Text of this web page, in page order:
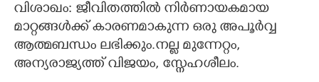
വിശാഖം: ജീവിതത്തില്‍ നിര്‍ണായകമായ
മാറ്റങ്ങള്‍ക്ക്‌ കാരണമാകുന്ന ഒരു അപൂര്‍വ്വ
ആത്മബന്ധം ലഭിക്കും.നല്ല മുന്നേറ്റം,
അന്യരാജ്യത്ത് വിജയം, സ്നേഹശീലം.